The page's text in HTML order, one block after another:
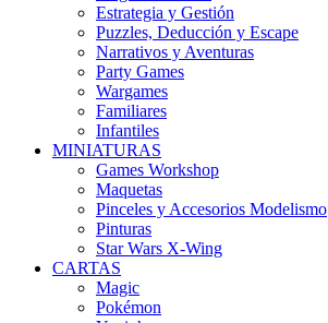
Estrategia y Gestión
Puzzles, Deducción y Escape
Narrativos y Aventuras
Party Games
Wargames
Familiares
Infantiles
MINIATURAS
Games Workshop
Maquetas
Pinceles y Accesorios Modelismo
Pinturas
Star Wars X-Wing
CARTAS
Magic
Pokémon